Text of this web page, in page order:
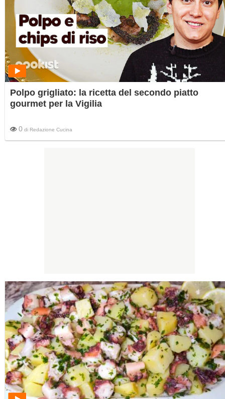
Polpo grigliato: la ricetta del secondo piatto
gourmet per la Vigilia
0 di Redazione Cucina